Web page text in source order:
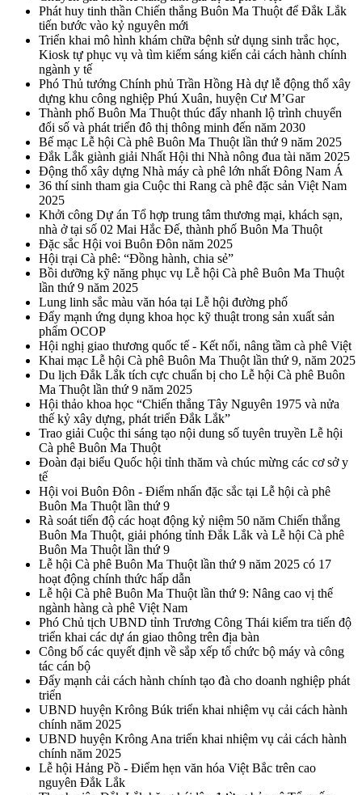
Phát huy tinh thần Chiến thắng Buôn Ma Thuột để Đắk Lắk
tiến bước vào kỷ nguyên mới
Triển khai mô hình khám chữa bệnh sử dụng sinh trắc học,
Kiosk tự phục vụ và tìm kiếm sáng kiến cải cách hành chính
ngành y tế
Phó Thủ tướng Chính phủ Trần Hồng Hà dự lễ động thổ xây
dựng khu công nghiệp Phú Xuân, huyện Cư M’Gar
Thành phố Buôn Ma Thuột thúc đẩy nhanh lộ trình chuyển
đổi số và phát triển đô thị thông minh đến năm 2030
Bế mạc Lễ hội Cà phê Buôn Ma Thuột lần thứ 9 năm 2025
Đắk Lắk giành giải Nhất Hội thi Nhà nông đua tài năm 2025
Động thổ xây dựng Nhà máy cà phê lớn nhất Đông Nam Á
36 thí sinh tham gia Cuộc thi Rang cà phê đặc sản Việt Nam
2025
Khởi công Dự án Tổ hợp trung tâm thương mại, khách sạn,
nhà ở tại số 02 Mai Hắc Đế, thành phố Buôn Ma Thuột
Đặc sắc Hội voi Buôn Đôn năm 2025
Hội trại Cà phê: “Đồng hành, chia sẻ”
Bồi dưỡng kỹ năng phục vụ Lễ hội Cà phê Buôn Ma Thuột
lần thứ 9 năm 2025
Lung linh sắc màu văn hóa tại Lễ hội đường phố
Đẩy mạnh ứng dụng khoa học kỹ thuật trong sản xuất sản
phẩm OCOP
Hội nghị giao thương quốc tế - Kết nối, nâng tầm cà phê Việt
Khai mạc Lễ hội Cà phê Buôn Ma Thuột lần thứ 9, năm 2025
Du lịch Đắk Lắk tích cực chuẩn bị cho Lễ hội Cà phê Buôn
Ma Thuột lần thứ 9 năm 2025
Hội thảo khoa học “Chiến thắng Tây Nguyên 1975 và nửa
thế kỷ xây dựng, phát triển Đắk Lắk”
Trao giải Cuộc thi sáng tạo nội dung số tuyên truyền Lễ hội
Cà phê Buôn Ma Thuột
Đoàn đại biểu Quốc hội tỉnh thăm và chúc mừng các cơ sở y
tế
Hội voi Buôn Đôn - Điểm nhấn đặc sắc tại Lễ hội cà phê
Buôn Ma Thuột lần thứ 9
Rà soát tiến độ các hoạt động kỷ niệm 50 năm Chiến thắng
Buôn Ma Thuột, giải phóng tỉnh Đắk Lắk và Lễ hội Cà phê
Buôn Ma Thuột lần thứ 9
Lễ hội Cà phê Buôn Ma Thuột lần thứ 9 năm 2025 có 17
hoạt động chính thức hấp dẫn
Lễ hội Cà phê Buôn Ma Thuột lần thứ 9: Nâng cao vị thế
ngành hàng cà phê Việt Nam
Phó Chủ tịch UBND tỉnh Trương Công Thái kiểm tra tiến độ
triển khai các dự án giao thông trên địa bàn
Công bố các quyết định về sắp xếp tổ chức bộ máy và công
tác cán bộ
Đẩy mạnh cải cách hành chính tạo đà cho doanh nghiệp phát
triển
UBND huyện Krông Búk triển khai nhiệm vụ cải cách hành
chính năm 2025
UBND huyện Krông Ana triển khai nhiệm vụ cải cách hành
chính năm 2025
Lễ hội Hảng Pồ - Điểm hẹn văn hóa Việt Bắc trên cao
nguyên Đắk Lắk